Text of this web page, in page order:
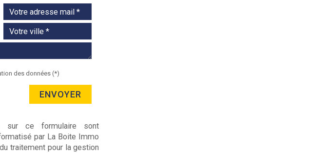
des données (*)
ENVOYER
sur ce formulaire sont
par La Boite Immo
traitement pour la gestion